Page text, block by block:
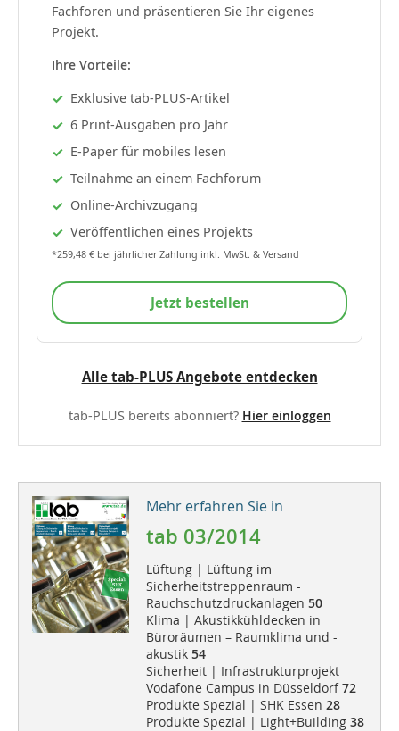
Fachforen und präsentieren Sie Ihr eigenes
Projekt.
Ihre Vorteile:
Exklusive tab-PLUS-Artikel
6 Print-Ausgaben pro Jahr
E-Paper für mobiles lesen
Teilnahme an einem Fachforum
Online-Archivzugang
Veröffentlichen eines Projekts
*259,48 € bei jährlicher Zahlung inkl. MwSt. & Versand
Jetzt bestellen
Alle tab-PLUS Angebote entdecken
tab-PLUS bereits abonniert? Hier einloggen
Mehr erfahren Sie in
tab 03/2014
Lüftung | Lüftung im
Sicherheitstreppenraum -
Rauchschutzdruckanlagen 50
Klima | Akustikkühldecken in
Büroräumen – Raumklima und -
akustik 54
Sicherheit | Infrastrukturprojekt
Vodafone Campus in Düsseldorf72
Produkte Spezial | SHK Essen 28
Produkte Spezial | Light+Building 38